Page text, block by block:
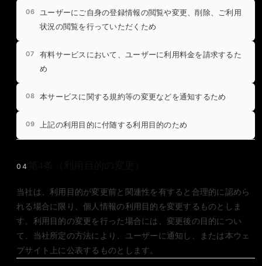
ユーザーにご自身の登録情報の閲覧や変更、削除、ご利用
状況の閲覧を行っていただくため
有料サービスにおいて、ユーザーに利用料金を請求するた
め
本サービスに関する規約等の変更などを通知するため
上記の利用目的に付随する利用目的のため
04
当社は、利用目的が変更前と関連性を有すると合理的に認めら
れる場合に限り、個人情報の利用目的を変更するものとしま
す。利用目的の変更を行った場合には、変更後の目的につい
て、当社所定の方法により、ユーザーに通知し、または本ウェ
ブサイト上に公表するものとします。